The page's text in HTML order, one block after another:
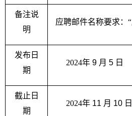
备注说
明
应聘邮件名称要求：
发布日
期
2024年 9 月 5 日
截止日
期
2024年 11 月 10 日